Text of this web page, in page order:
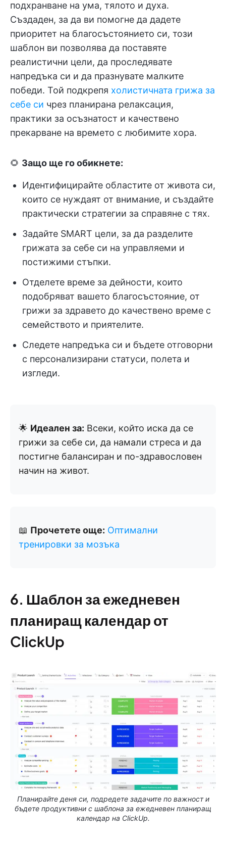
подхранване на ума, тялото и духа.
Създаден, за да ви помогне да дадете
приоритет на благосъстоянието си, този
шаблон ви позволява да поставяте
реалистични цели, да проследявате
напредъка си и да празнувате малките
победи. Той подкрепя холистичната грижа за
себе си чрез планирана релаксация,
практики за осъзнатост и качествено
прекарване на времето с любимите хора.
🌻 Защо ще го обикнете:
Идентифицирайте областите от живота си,
които се нуждаят от внимание, и създайте
практически стратегии за справяне с тях.
Задайте SMART цели, за да разделите
грижата за себе си на управляеми и
постижими стъпки.
Отделете време за дейности, които
подобряват вашето благосъстояние, от
грижи за здравето до качествено време с
семейството и приятелите.
Следете напредъка си и бъдете отговорни
с персонализирани статуси, полета и
изгледи.
🌟 Идеален за: Всеки, който иска да се
грижи за себе си, да намали стреса и да
постигне балансиран и по-здравословен
начин на живот.
📖 Прочетете още: Оптимални
тренировки за мозъка
6. Шаблон за ежедневен
планиращ календар от
ClickUp
Планирайте деня си, подредете задачите по важност и
бъдете продуктивни с шаблона за ежедневен планиращ
календар на ClickUp.